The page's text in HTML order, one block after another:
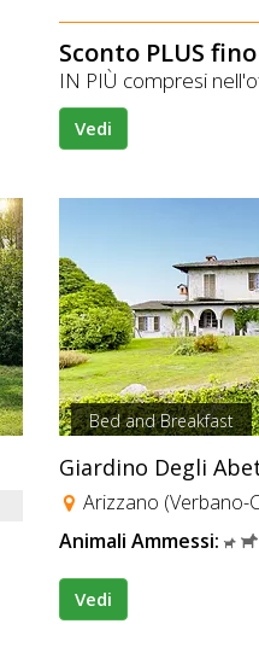
Sconto PLUS
IN PIÙ compresi
Vedi
Bed and Breakfast
Giardino Degli
Arizzano (Verbano-
Animali Ammessi:
Vedi